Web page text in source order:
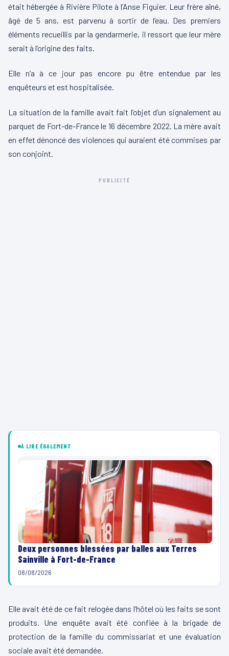
était hébergée à Rivière Pilote à l’Anse Figuier. Leur frère aîné,
âgé de 5 ans, est parvenu à sortir de l’eau. Des premiers
éléments recueillis par la gendarmerie, il ressort que leur mère
serait à l’origine des faits.
Elle n’a à ce jour pas encore pu être entendue par les
enquêteurs et est hospitalisée.
La situation de la famille avait fait l’objet d’un signalement au
parquet de Fort-de-France le 16 décembre 2022. La mère avait
en effet dénoncé des violences qui auraient été commises par
son conjoint.
PUBLICITÉ
À LIRE ÉGALEMENT
Deux personnes blessées par balles aux Terres
Sainville à Fort-de-France
08/08/2026
Elle avait été de ce fait relogée dans l’hôtel où les faits se sont
produits. Une enquête avait été confiée à la brigade de
protection de la famille du commissariat et une évaluation
sociale avait été demandée.